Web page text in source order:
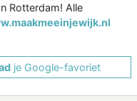
Rotterdam! Alle
je Google-favoriet